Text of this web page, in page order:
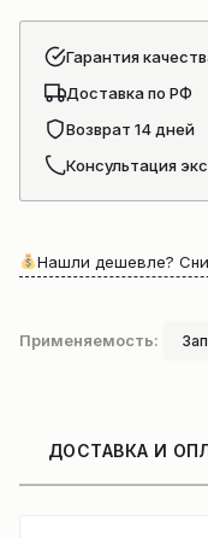
Гарантия
Доставка по РФ
Возврат 14 дней
Консультация
Нашли дешевле?
Применяемость:
ДОСТАВКА И